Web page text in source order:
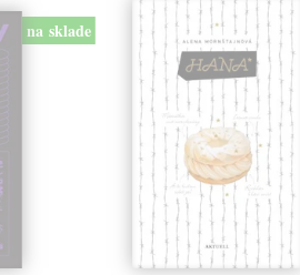
na sklade